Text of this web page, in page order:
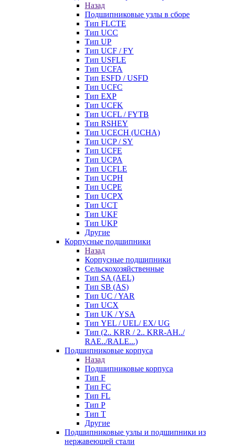
Назад
Подшипниковые узлы в сборе
Тип FLCTE
Тип UCC
Тип UP
Тип UCF / FY
Тип USFLE
Тип UCFA
Тип ESFD / USFD
Тип UCFC
Тип EXP
Тип UCFK
Тип UCFL / FYTB
Тип RSHEY
Тип UCECH (UCHA)
Тип UCP / SY
Тип UCFE
Тип UCPA
Тип UCFLE
Тип UCPH
Тип UCPE
Тип UCPX
Тип UCT
Тип UKF
Тип UKP
Другие
Корпусные подшипники
Назад
Корпусные подшипники
Сельскохозяйственные
Тип SA (AEL)
Тип SB (AS)
Тип UC / YAR
Тип UCX
Тип UK / YSA
Тип YEL / UEL/ EX/ UG
Тип (2.. KRR / 2.. KRR-AH../
RAE../RALE...)
Подшипниковые корпуса
Назад
Подшипниковые корпуса
Тип F
Тип FC
Тип FL
Тип P
Тип T
Другие
Подшипниковые узлы и подшипники из
нержавеющей стали